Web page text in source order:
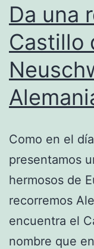
Da una
Castillo
Como en el
presentamos
hermosos de
recorremos
encuentra el
nombre que